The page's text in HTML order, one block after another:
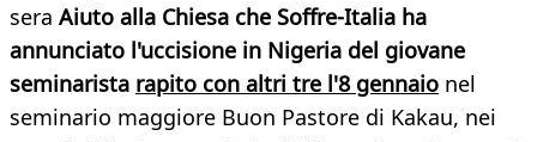
sera Aiuto alla Chiesa che Soffre-Italia ha
annunciato l'uccisione in Nigeria del giovane
seminarista rapito con altri tre l'8 gennaio nel
seminario maggiore Buon Pastore di Kakau, nei